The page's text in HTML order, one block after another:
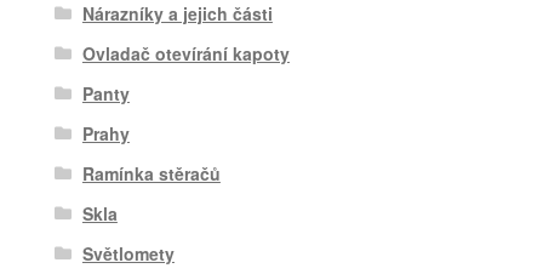
Nárazníky a jejich části
Ovladač otevírání kapoty
Panty
Prahy
Ramínka stěračů
Skla
Světlomety